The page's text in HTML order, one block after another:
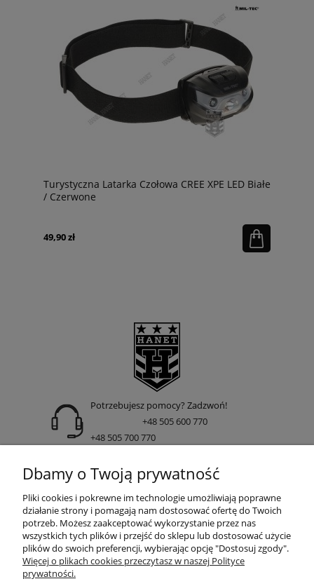
Turystyczna Latarka Czołowa CREE XPE LED Białe
/ Czerwone
49,90 zł
Potrzebujesz pomocy? Zadzwoń!
+48 505 600 770
+48 505 700 770
ul. Nakielska 266 85-391 Bydgoszcz
INFORMACJE
Dbamy o Twoją prywatność
Pliki cookies i pokrewne im technologie umożliwiają poprawne
działanie strony i pomagają nam dostosować ofertę do Twoich
potrzeb. Możesz zaakceptować wykorzystanie przez nas
wszystkich tych plików i przejść do sklepu lub dostosować użycie
plików do swoich preferencji, wybierając opcję "Dostosuj zgody".
Więcej o plikach cookies przeczytasz w naszej Polityce
prywatności.